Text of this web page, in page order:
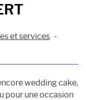
et services
wedding cake,
pour une occasion